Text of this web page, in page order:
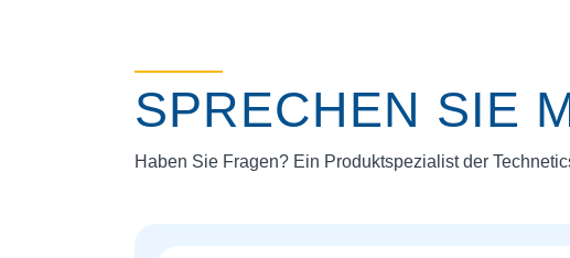
SPRECHEN SIE
Haben Sie Fragen? Ein Produktspezialist der